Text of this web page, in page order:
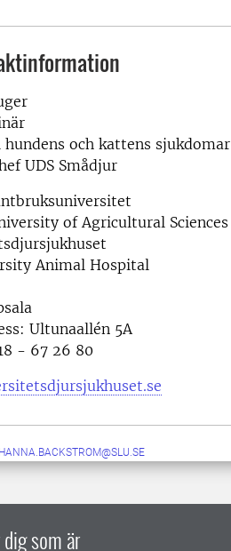
hundens och kattens sjukdomar
UDS Smådjur
of Agricultural Sciences
Animal Hospital
Ultunaallén 5A
- 67 26 80
HANNA.BACKSTROM@SLU.SE
dig som är